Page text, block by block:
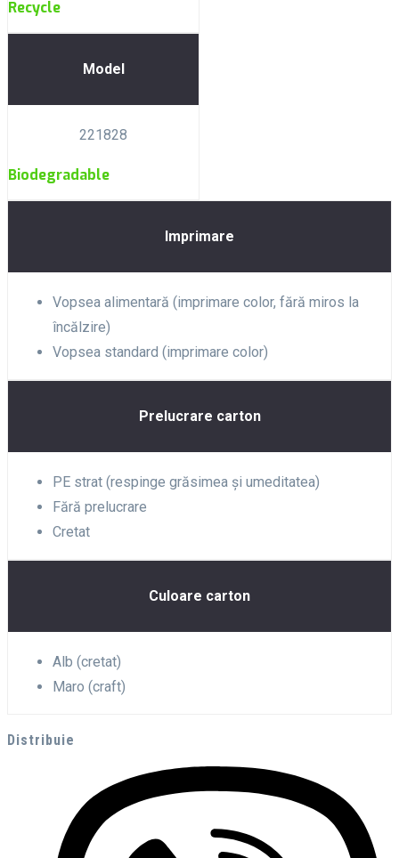
Recycle
Model
221828
Biodegradable
Imprimare
Vopsea alimentară (imprimare color, fără miros la
încălzire)
Vopsea standard (imprimare color)
Prelucrare carton
PE strat (respinge grăsimea și umeditatea)
Fără prelucrare
Cretat
Culoare carton
Alb (cretat)
Maro (craft)
Distribuie